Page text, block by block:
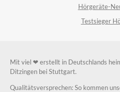
Hörgeräte-
Testsieger
Mit viel ❤ erstellt in Deutschlands
Ditzingen bei Stuttgart.
Qualitätsversprechen: So kommen